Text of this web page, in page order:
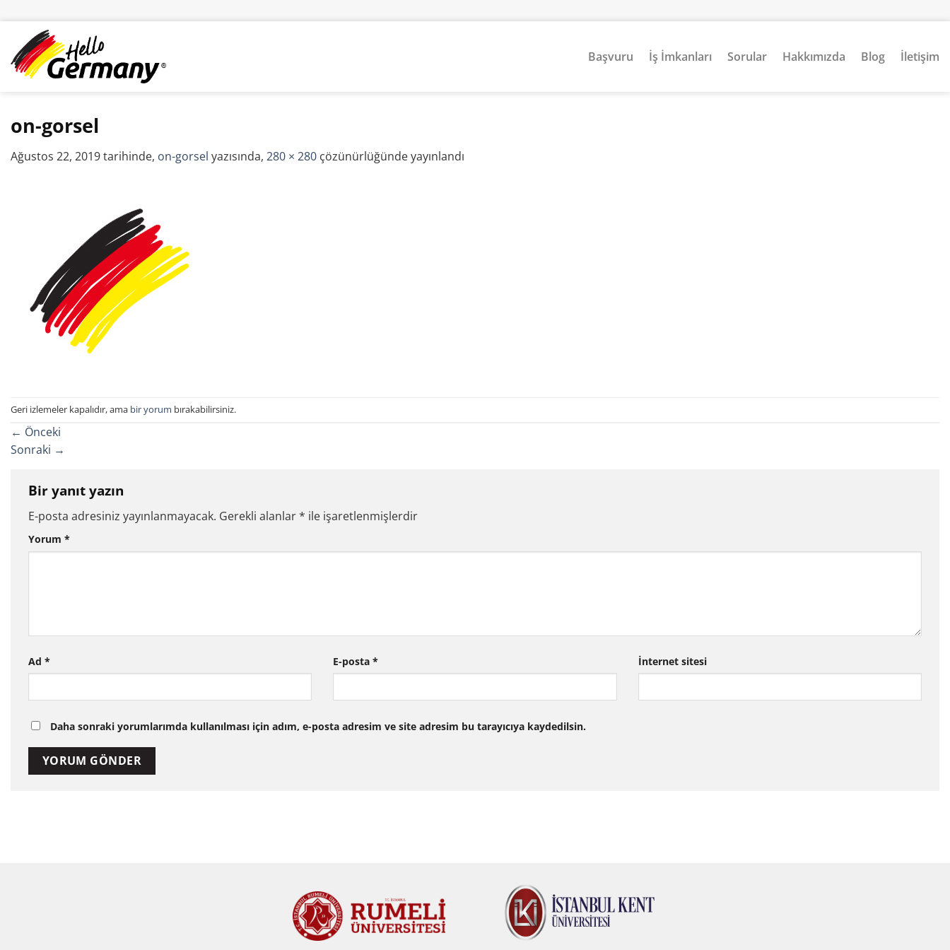
Başvuru İş İmkanları Sorular Hakkımızda Blog İletişim
on-gorsel
Ağustos 22, 2019tarihinde, on-gorsel yazısında, 280 × 280 çözünürlüğünde yayınlandı
Geri izlemeler kapalıdır, ama bir yorum bırakabilirsiniz.
← Önceki
Sonraki →
Bir yanıt yazın
E-posta adresiniz yayınlanmayacak. Gerekli alanlar* ile işaretlenmişlerdir
Yorum *
Ad * E-posta* İnternet sitesi
Daha sonraki yorumlarımda kullanılması için adım, e-posta adresim ve site adresim bu tarayıcıya kaydedilsin.